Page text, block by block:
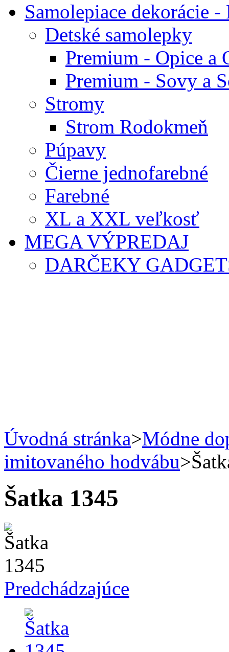
Samolepiace dekorácie
Detské samolepky
Premium - Opice a
Premium - Sovy a
Stromy
Strom Rodokmeň
Púpavy
Čierne jednofarebné
Farebné
XL a XXL veľkosť
MEGA VÝPREDAJ
DARČEKY
Úvodná stránka>Módne
imitovaného hodvábu>
Šatka 1345
Predchádzajúce